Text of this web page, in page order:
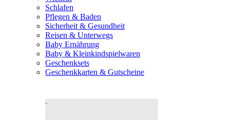
Schlafen
Pflegen & Baden
Sicherheit & Gesundheit
Reisen & Unterwegs
Baby Ernährung
Baby & Kleinkindspielwaren
Geschenksets
Geschenkkarten & Gutscheine